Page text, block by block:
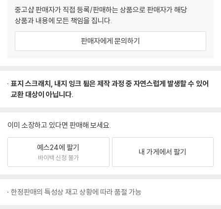
중고샵 판매자가 직접 등록/판매하는 상품으로 판매자가 해당
상품과 내용에 모든 책임을 집니다.
판매자에게 문의하기
표지 스크래치, 내지 잉크 튐은 제작 과정 중 자연스럽게 발생할 수 있어
교환 대상이 아닙니다.
이미 소장하고 있다면 판매해 보세요.
예스24에 팔기
바이백 신청 불가
내 가게에서 팔기
한정판매의 특성상 재고 상황에 따라 품절 가능